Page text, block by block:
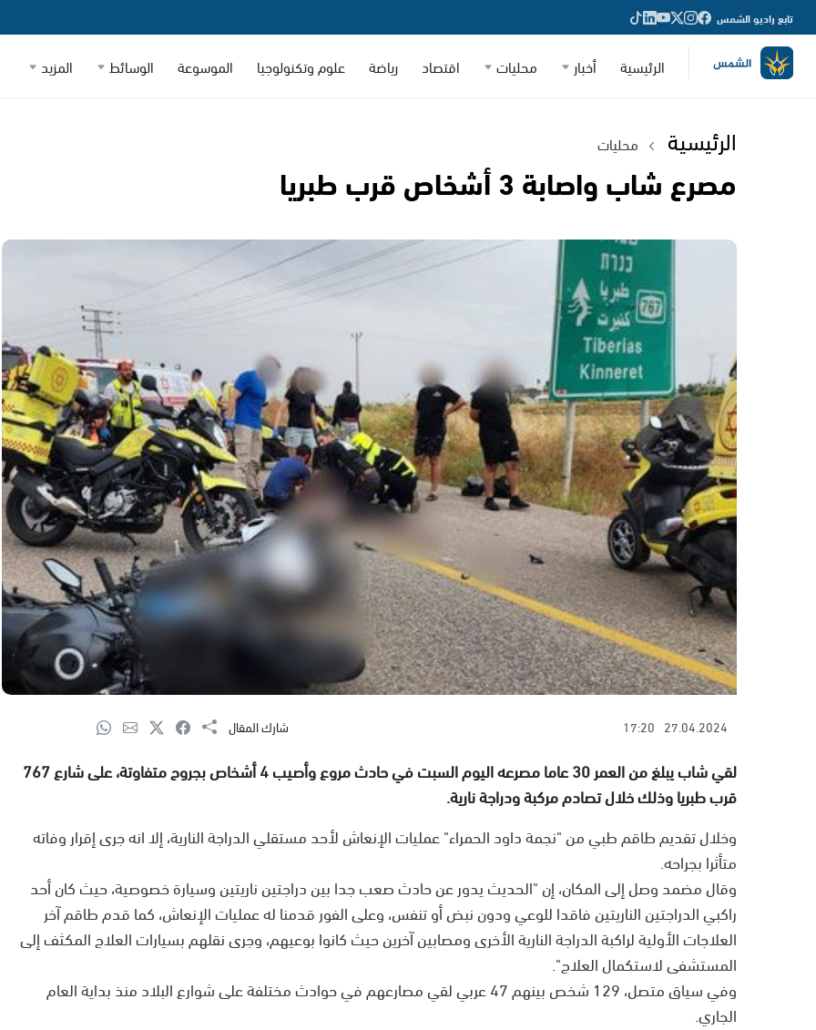
تابع راديو الشمس
الرئيسية أخبار محليات اقتصاد رياضة علوم وتكنولوجيا الموسوعة الوسائط المزيد
الرئيسية محليات
مصرع شاب واصابة 3 أشخاص قرب طبريا
27.04.2024
17:20 شارك المقال
لقي شاب يبلغ من العمر 30 عاما مصرعه اليوم السبت في حادث مروع وأصيب 4 أشخاص بجروح متفاوتة، على شارع 767
قرب طبريا وذلك خلال تصادم مركبة ودراجة نارية.
وخلال تقديم طاقم طبي من "نجمة داود الحمراء" عمليات الإنعاش لأحد مستقلي الدراجة النارية، إلا انه جرى إقرار وفاته
متأثرا بجراحه.
وقال مضمد وصل إلى المكان، إن "الحديث يدور عن حادث صعب جدا بين دراجتين ناريتين وسيارة خصوصية، حيث كان أحد
راكبي الدراجتين الناريتين فاقدا للوعي ودون نبض أو تنفس، وعلى الفور قدمنا له عمليات الإنعاش، كما قدم طاقم آخر
العلاجات الأولية لراكبة الدراجة النارية الأخرى ومصابين آخرين حيث كانوا بوعيهم، وجرى نقلهم بسيارات العلاج المكثف إلى
المستشفى لاستكمال العلاج".
وفي سياق متصل، 129 شخص بينهم 47 عربي لقي مصارعهم في حوادث مختلفة على شوارع البلاد منذ بداية العام
الجاري.